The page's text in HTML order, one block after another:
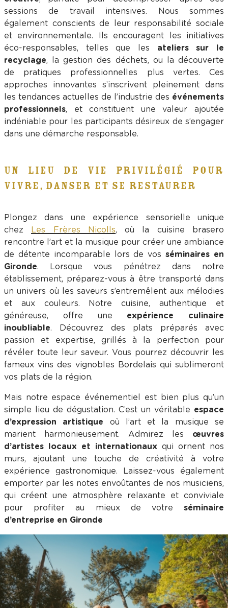
sessions de travail intensives. Nous sommes
également conscients de leur responsabilité sociale
et environnementale. Ils encouragent les initiatives
éco-responsables, telles que les ateliers sur le
recyclage, la gestion des déchets, ou la découverte
de pratiques professionnelles plus vertes. Ces
approches innovantes s’inscrivent pleinement dans
les tendances actuelles de l’industrie des événements
professionnels, et constituent une valeur ajoutée
indéniable pour les participants désireux de s’engager
dans une démarche responsable.
UN LIEU DE VIE PRIVILÉGIÉ POUR
VIVRE, DANSER ET SE RESTAURER
Plongez dans une expérience sensorielle unique
chez
Les Frères Nicolls, où la cuisine brasero
rencontre l’art et la musique pour créer une ambiance
de détente incomparable lors de vosséminaires en
Gironde. Lorsque vous pénétrez dans notre
établissement, préparez-vous à être transporté dans
un univers où les saveurs s’entremêlent aux mélodies
et aux couleurs. Notre cuisine, authentique et
généreuse, offre une expérience culinaire
inoubliable. Découvrez des plats préparés avec
passion et expertise, grillés à la perfection pour
révéler toute leur saveur. Vous pourrez découvrir les
fameux vins des vignobles Bordelais qui sublimeront
vos plats de la région.
Mais notre espace événementiel est bien plus qu’un
simple lieu de dégustation. C’est un véritable espace
d’expression artistique où l’art et la musique se
marient harmonieusement. Admirez les œuvres
d’artistes locaux et internationaux qui ornent nos
murs, ajoutant une touche de créativité à votre
expérience gastronomique. Laissez-vous également
emporter par les notes envoûtantes de nos musiciens,
qui créent une atmosphère relaxante et conviviale
pour profiter au mieux de votre séminaire
d’entreprise en Gironde